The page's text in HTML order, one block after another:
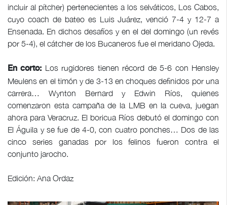
incluir al pítcher) pertenecientes a los selváticos, Los Cabos,
cuyo coach de bateo es Luis Juárez, venció 7-4 y 12-7 a
Ensenada. En dichos desafíos y en el del domingo (un revés
por 5-4), el cátcher de los Bucaneros fue el meridano Ojeda.
En corto: Los rugidores tienen récord de 5-6 con Hensley
Meulens en el timón y de 3-13 en choques definidos por una
carrera… Wynton Bernard y Edwin Ríos, quienes
comenzaron esta campaña de la LMB en la cueva, juegan
ahora para Veracruz. El boricua Ríos debutó el domingo con
El Águila y se fue de 4-0, con cuatro ponches… Dos de las
cinco series ganadas por los felinos fueron contra el
conjunto jarocho.
Edición: Ana Ordaz